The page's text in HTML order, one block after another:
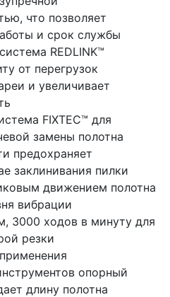
что позволяет
и срок службы
REDLINK™
от перегрузок
и увеличивает
FIXTEC™ для
замены полотна
предохраняет
заклинивания пилки
движением полотна
вибрации
3000 ходов в минуту для
резки
опорный
длину полотна